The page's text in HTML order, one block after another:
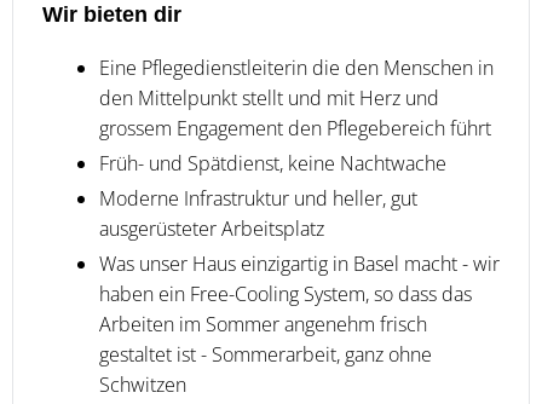
Wir bieten dir
Eine Pflegedienstleiterin die den Menschen in
den Mittelpunkt stellt und mit Herz und
grossem Engagement den Pflegebereich führt
Früh- und Spätdienst, keine Nachtwache
Moderne Infrastruktur und heller, gut
ausgerüsteter Arbeitsplatz
Was unser Haus einzigartig in Basel macht - wir
haben ein Free-Cooling System, so dass das
Arbeiten im Sommer angenehm frisch
gestaltet ist - Sommerarbeit, ganz ohne
Schwitzen